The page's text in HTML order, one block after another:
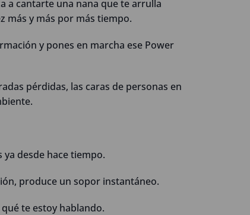
a cantarte una nana que te arrulla
más y más por más tiempo.
y pones en marcha ese Power
pérdidas, las caras de personas en
desde hace tiempo.
produce un sopor instantáneo.
te estoy hablando.